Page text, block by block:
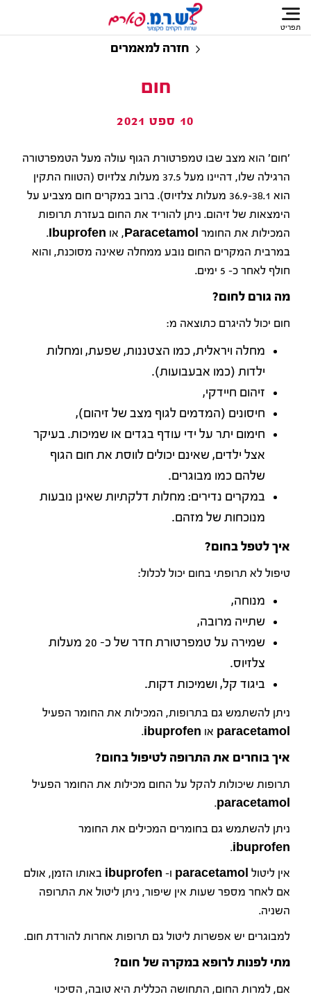
תפריט
חזרה למאמרים
חום
10 ספט 2021
'חום' הוא מצב שבו טמפרטורת הגוף עולה מעל הטמפרטורה
הרגילה שלו, דהיינו מעל 37.5 מעלות צלזיוס (הטווח התקין
הוא 36.9-38.1 מעלות צלזיוס). ברוב במקרים חום מצביע על
הימצאות של זיהום. ניתן להוריד את החום בעזרת תרופות
המכילות את החומר Paracetamol, או Ibuprofen.
במרבית המקרים החום נובע ממחלה שאינה מסוכנת, והוא
חולף לאחר כ- 5 ימים.
מה גורם לחום?
חום יכול להיגרם כתוצאה מ:
מחלה ויראלית, כמו הצטננות, שפעת, ומחלות
ילדות (כמו אבעבועות).
זיהום חיידקי,
חיסונים (המדמים לגוף מצב של זיהום),
חימום יתר על ידי עודף בגדים או שמיכות. בעיקר
אצל ילדים, שאינם יכולים לווסת את חום הגוף
שלהם כמו מבוגרים.
במקרים נדירים: מחלות דלקתיות שאינן נובעות
מנוכחות של מזהם.
איך לטפל בחום?
טיפול לא תרופתי בחום יכול לכלול:
מנוחה,
שתייה מרובה,
שמירה על טמפרטורת חדר של כ- 20 מעלות
צלזיוס.
ביגוד קל, ושמיכות דקות.
ניתן להשתמש גם בתרופות, המכילות את החומר הפעיל
paracetamol או ibuprofen.
איך בוחרים את התרופה לטיפול בחום?
תרופות שיכולות להקל על החום מכילות את החומר הפעיל
paracetamol.
ניתן להשתמש גם בחומרים המכילים את החומר
ibuprofen.
אין ליטול paracetamol ו- ibuprofen באותו הזמן, אולם
אם לאחר מספר שעות אין שיפור, ניתן ליטול את התרופה
השניה.
למבוגרים יש אפשרות ליטול גם תרופות אחרות להורדת חום.
מתי לפנות לרופא במקרה של חום?
אם, למרות החום, התחושה הכללית היא טובה, הסיכוי